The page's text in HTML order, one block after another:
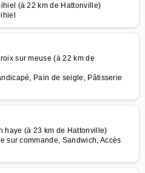
(à 22 km de Hattonville)
sur meuse (à 22 km de
Pain de seigle, Pâtisserie
haye (à 23 km de Hattonville)
sur commande, Sandwich, Accès